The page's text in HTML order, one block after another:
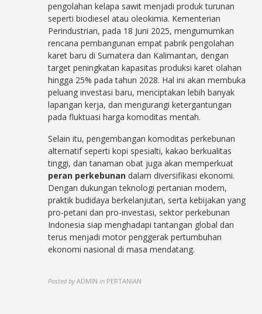
pengolahan kelapa sawit menjadi produk turunan
seperti biodiesel atau oleokimia. Kementerian
Perindustrian, pada 18 Juni 2025, mengumumkan
rencana pembangunan empat pabrik pengolahan
karet baru di Sumatera dan Kalimantan, dengan
target peningkatan kapasitas produksi karet olahan
hingga 25% pada tahun 2028. Hal ini akan membuka
peluang investasi baru, menciptakan lebih banyak
lapangan kerja, dan mengurangi ketergantungan
pada fluktuasi harga komoditas mentah.
Selain itu, pengembangan komoditas perkebunan
alternatif seperti kopi spesialti, kakao berkualitas
tinggi, dan tanaman obat juga akan memperkuat
peran perkebunan dalam diversifikasi ekonomi.
Dengan dukungan teknologi pertanian modern,
praktik budidaya berkelanjutan, serta kebijakan yang
pro-petani dan pro-investasi, sektor perkebunan
Indonesia siap menghadapi tantangan global dan
terus menjadi motor penggerak pertumbuhan
ekonomi nasional di masa mendatang.
Posted by ADMIN in PERTANIAN